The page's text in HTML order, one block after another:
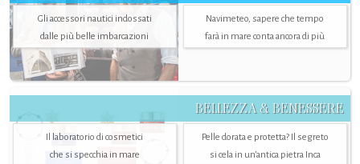
Gli accessori nautici indossati
dalle più belle imbarcazioni
Navimeteo, sapere che tempo
farà in mare conta ancora di più
BELLEZZA & BENESSERE
Il laboratorio di cosmetici
che si specchia in mare
Pelle dorata e protetta? Il segreto
si cela in un’antica pietra Inca